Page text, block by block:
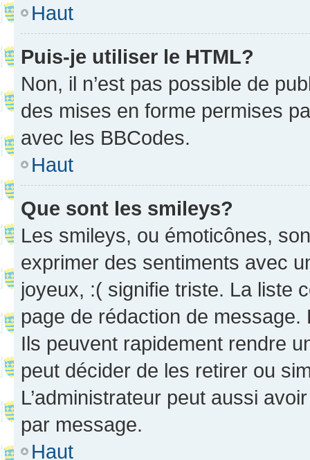
Haut
Puis-je utiliser le HTML?
Non, il n’est pas possible de
des mises en forme permises
avec les BBCodes.
Haut
Que sont les smileys?
Les smileys, ou émoticônes,
exprimer des sentiments avec
joyeux, :( signifie triste. La liste
page de rédaction de
Ils peuvent rapidement rendre
peut décider de les retirer ou
L’administrateur peut aussi
par message.
Haut